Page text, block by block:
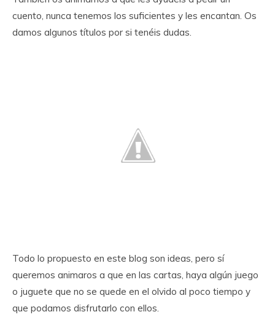
cuento, nunca tenemos los suficientes y les encantan. Os
damos algunos títulos por si tenéis dudas.
Todo lo propuesto en este blog son ideas, pero sí
queremos animaros a que en las cartas, haya algún juego
o juguete que no se quede en el olvido al poco tiempo y
que podamos disfrutarlo con ellos.